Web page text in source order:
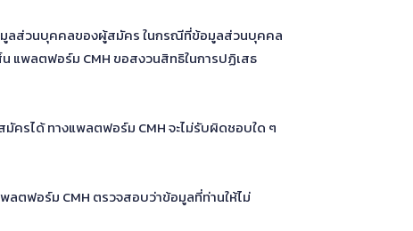
มูลส่วนบุคคลของผู้สมัคร ในกรณีที่ข้อมูลส่วนบุคคล
แพลตฟอร์ม CMH ขอสงวนสิทธิในการปฏิเสธ
ครได้ ทางแพลตฟอร์ม CMH จะไม่รับผิดชอบใด ๆ
ตฟอร์ม CMH ตรวจสอบว่าข้อมูลที่ท่านให้ไม่